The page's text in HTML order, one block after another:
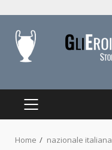
content
PRIMARY
Home nazionale italiana